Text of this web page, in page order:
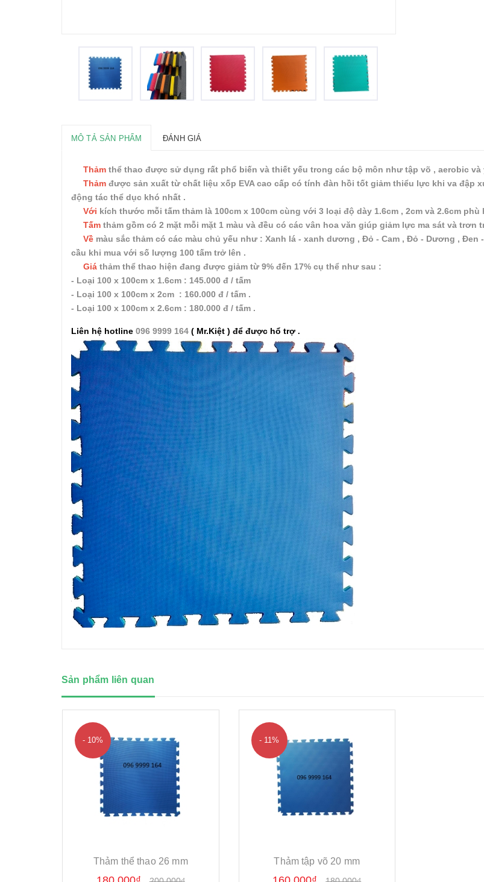
MÔ TẢ SẢN PHẨM ĐÁNH GIÁ
Thảm thể thao được sử dụng rất phổ biến và thiết yếu trong các bộ môn như tập võ , aerobic và
Thảm được sản xuất từ chất liệu xốp EVA cao cấp có tính đàn hồi tốt giảm thiểu lực khi va đập
động tác thể dục khó nhất .
Với kích thước mỗi tấm thảm là 100cm x 100cm cùng với 3 loại độ dày 1.6cm , 2cm và 2.6cm
Tấm thảm gồm có 2 mặt mỗi mặt 1 màu và đều có các vân hoa văn giúp giảm lực ma sát và trơn
Về màu sắc thảm có các màu chủ yếu như : Xanh lá - xanh dương , Đỏ - Cam , Đỏ - Dương , Đen
cầu khi mua với số lượng 100 tấm trở lên .
Giá thảm thể thao hiện đang được giảm từ 9% đến 17% cụ thể như sau :
- Loại 100 x 100cm x 1.6cm : 145.000 đ / tấm
- Loại 100 x 100cm x 2cm : 160.000 đ / tấm .
- Loại 100 x 100cm x 2.6cm : 180.000 đ / tấm .
Liên hệ hotline 096 9999 164 ( Mr.Kiệt ) để được hổ trợ .
Sản phẩm liên quan
- 10%
Thảm thể thao 26 mm
- 11%
Thảm tập võ 20 mm